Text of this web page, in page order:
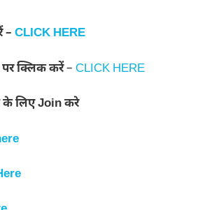
– CLICK HERE
क्लिक करें– CLICK HERE
के लिए Join करे